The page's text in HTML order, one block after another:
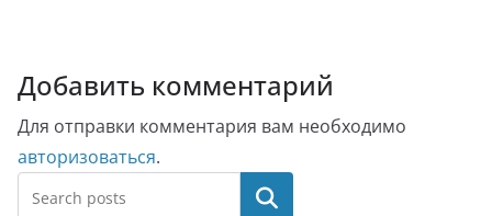
Добавить комментарий
Для отправки комментария вам необходимо
авторизоваться.
Поиск